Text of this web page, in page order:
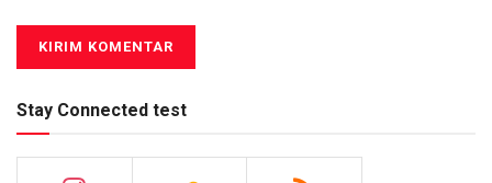
Stay Connected test